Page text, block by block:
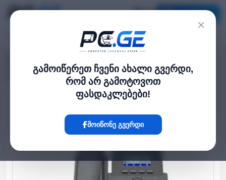
×
გამოიწერეთ ჩვენი ახალი გვერდი,
რომ არ გამოტოვოთ
ფასდაკლებები!
მოიწონე გვერდი
IP ტელეფონი - 2 SIP ანგარიში, HD აუდიო, Grandstream (კვების ბლოკის